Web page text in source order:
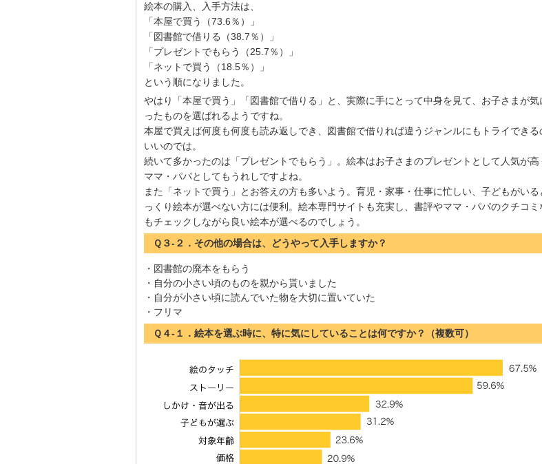
絵本の購入、入手方法は、
「本屋で買う（73.6％）」
「図書館で借りる（38.7％）」
「プレゼントでもらう（25.7％）」
「ネットで買う（18.5％）」
という順になりました。
やはり「本屋で買う」「図書館で借りる」と、実際に手にとって中身を見て、お子さまが気
ったものを選ばれるようですね。
本屋で買えば何度も何度も読み返しでき、図書館で借りれば違うジャンルにもトライできる
いいのでは。
続いて多かったのは「プレゼントでもらう」。絵本はお子さまのプレゼントとして人気が高
ママ・パパとしてもうれしですよね。
また「ネットで買う」とお答えの方も多いよう。育児・家事・仕事に忙しい、子どもがいる
っくり絵本が選べない方には便利。絵本専門サイトも充実し、書評やママ・パパのクチコミ
もチェックしながら良い絵本が選べるのでしょう。
Ｑ３-２．その他の場合は、どうやって入手しますか？
・図書館の廃本をもらう
・自分の小さい頃のものを親から貰いました
・自分が小さい頃に読んでいた物を大切に置いていた
・フリマ
Ｑ４-１．絵本を選ぶ時に、特に気にしていることは何ですか？（複数可）